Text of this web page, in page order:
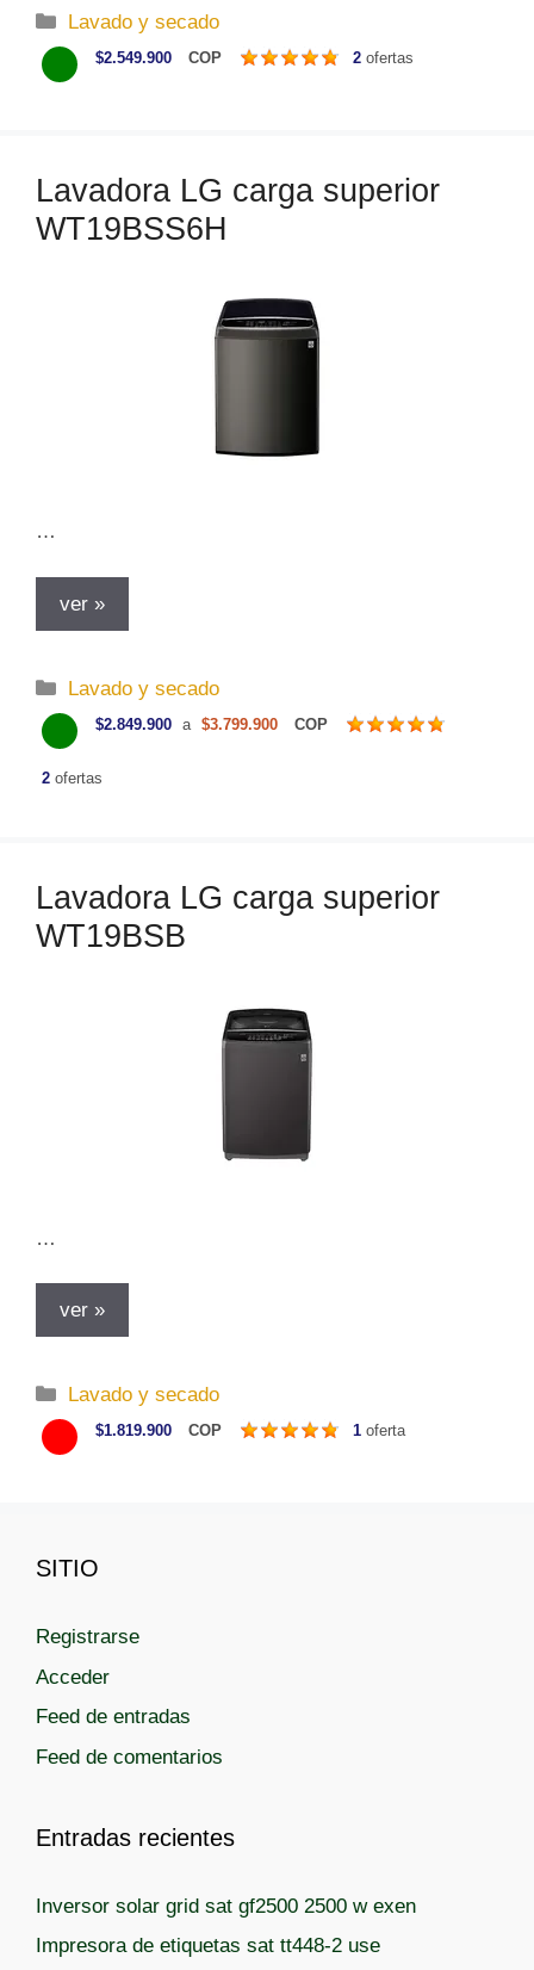
C
a
t
r
í
Lavado y secado
$2.549.900 COP 2 ofertas
Lavadora LG carga superior
WT19BSS6H
…
ver »
C
a
t
e
í
a
s
Lavado y secado
$2.849.900 a $3.799.900 COP
2 ofertas
Lavadora LG carga superior
WT19BSB
…
ver »
C
a
t
r
a
Lavado y secado
$1.819.900 COP 1 oferta
SITIO
Registrarse
Acceder
Feed de entradas
Feed de comentarios
Entradas recientes
Inversor solar grid sat gf2500 2500 w exen
Impresora de etiquetas sat tt448-2 use